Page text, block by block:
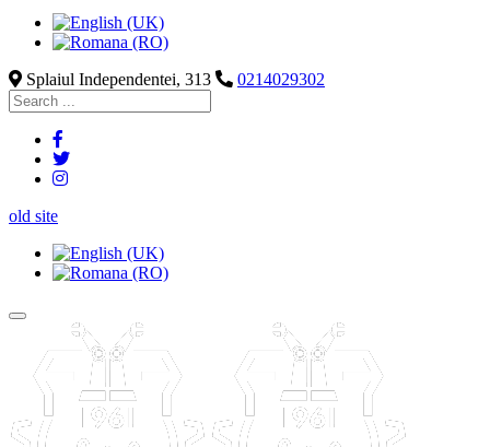
Splaiul Independentei, 313 0214029302
old site